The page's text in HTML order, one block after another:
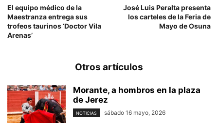
El equipo médico de la
Maestranza entrega sus
trofeos taurinos ‘Doctor Vila
Arenas’
José Luis Peralta presenta
los carteles de la Feria de
Mayo de Osuna
Otros artículos
Morante, a hombros en la plaza
de Jerez
NOTICIAS sábado 16 mayo, 2026